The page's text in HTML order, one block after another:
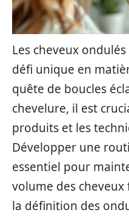
Les cheveux
défi unique en
quête de boucles
chevelure, il est
produits et les
Développer une
essentiel pour
volume des
la définition des